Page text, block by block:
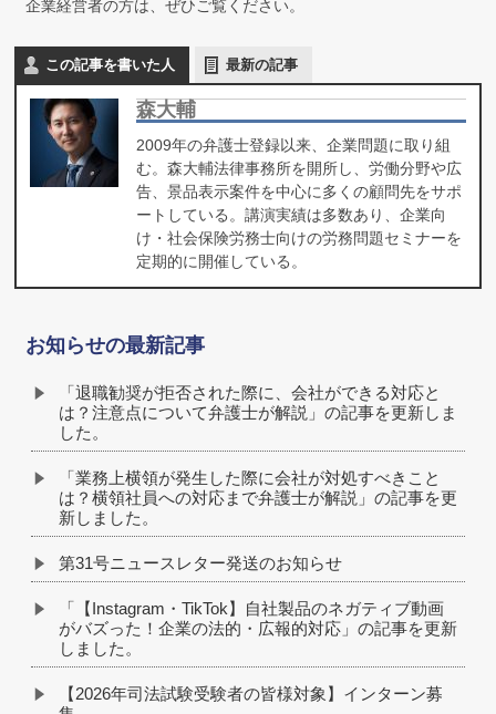
企業経営者の方は、ぜひご覧ください。
この記事を書いた人 最新の記事
森大輔
2009年の弁護士登録以来、企業問題に取り組
む。森大輔法律事務所を開所し、労働分野や広
告、景品表示案件を中心に多くの顧問先をサポ
ートしている。講演実績は多数あり、企業向
け・社会保険労務士向けの労務問題セミナーを
定期的に開催している。
お知らせの最新記事
「退職勧奨が拒否された際に、会社ができる対応と
は？注意点について弁護士が解説」の記事を更新しま
した。
「業務上横領が発生した際に会社が対処すべきこと
は？横領社員への対応まで弁護士が解説」の記事を更
新しました。
第31号ニュースレター発送のお知らせ
「【Instagram・TikTok】自社製品のネガティブ動画
がバズった！企業の法的・広報的対応」の記事を更新
しました。
【2026年司法試験受験者の皆様対象】インターン募